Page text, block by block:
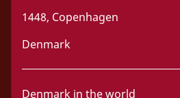
1448, Copenhagen
Denmark
Denmark in the world